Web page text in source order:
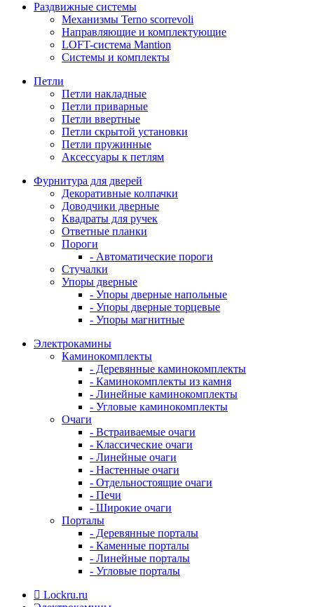
Раздвижные системы
Механизмы Terno scorrevoli
Направляющие и комплектующие
LOFT-cистема Mantion
Системы и комплекты
Петли
Петли накладные
Петли приварные
Петли ввертные
Петли скрытой установки
Петли пружинные
Аксессуары к петлям
Фурнитура для дверей
Декоративные колпачки
Доводчики дверные
Квадраты для ручек
Ответные планки
Пороги
- Автоматические пороги
Стучалки
Упоры дверные
- Упоры дверные напольные
- Упоры дверные торцевые
- Упоры магнитные
Электрокамины
Каминокомплекты
- Деревянные каминокомплекты
- Каминокомплекты из камня
- Линейные каминокомплекты
- Угловые каминокомплекты
Очаги
- Встраиваемые очаги
- Классические очаги
- Линейные очаги
- Настенные очаги
- Отдельностоящие очаги
- Печи
- Широкие очаги
Порталы
- Деревянные порталы
- Каменные порталы
- Линейные порталы
- Угловые порталы
Lockru.ru